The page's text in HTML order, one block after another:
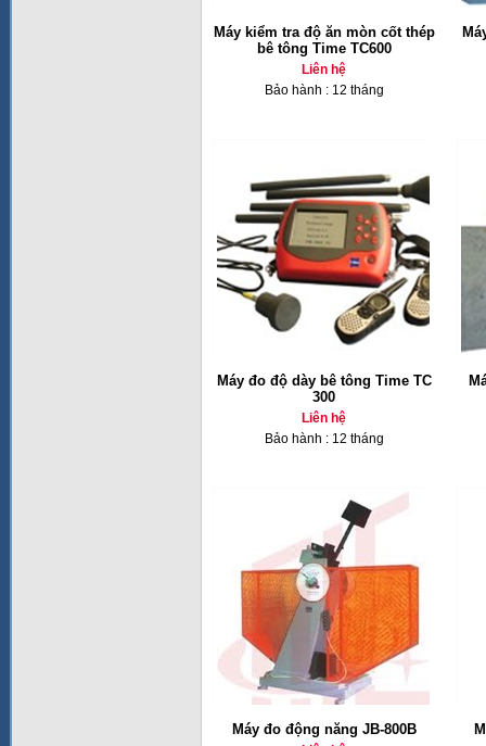
Máy kiểm tra độ ăn mòn cốt thép
bê tông Time TC600
Liên hệ
Bảo hành : 12 tháng
Máy đo độ dày bê tông Time TC
300
Liên hệ
Bảo hành : 12 tháng
Máy đo động năng JB-800B